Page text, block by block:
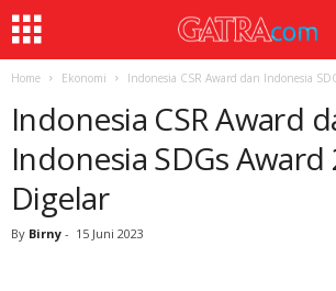
Home Ekonomi Indonesia CSR Award dan Indonesia
Indonesia CSR Award
Indonesia SDGs Award
Digelar
By Birny - 15 Juni 2023